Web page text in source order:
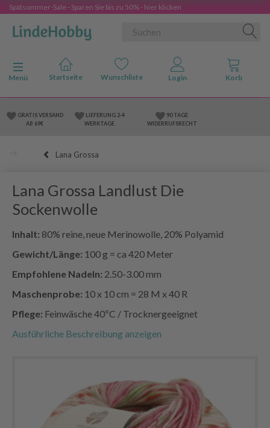
Spätsommer-Sale - Sparen Sie bis zu 50% - hier klicken
Anzeige ändern
Menü
GRATIS VERSAND
AB 69€
LIEFERUNG 2-4
WERKTAGE
90 TAGE
WIDERRUFSRECHT
Lana Grossa
Lana Grossa Landlust Die
Sockenwolle
Inhalt: 80% reine, neue Merinowolle, 20% Polyamid
Gewicht/Länge: 100 g = ca 420 Meter
Empfohlene Nadeln: 2.50-3.00 mm
Maschenprobe: 10 x 10 cm = 28 M x 40 R
Pflege: Feinwäsche 40ºC / Trocknergeeignet
Ausführliche Beschreibung anzeigen